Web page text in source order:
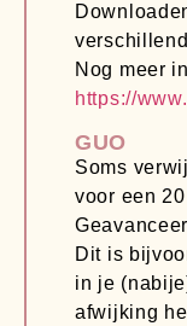
Nog meer
https://
GUO
Soms
voor een
Dit is
in je
afwijking